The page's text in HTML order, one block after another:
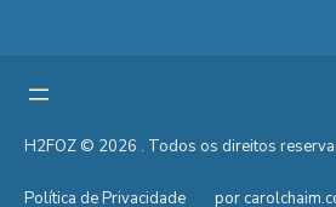
H2FOZ © 2026 . Todos os direitos
Política de Privacidade por